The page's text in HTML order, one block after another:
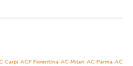
Carpi ACF Fiorentina AC Milan AC Parma AC